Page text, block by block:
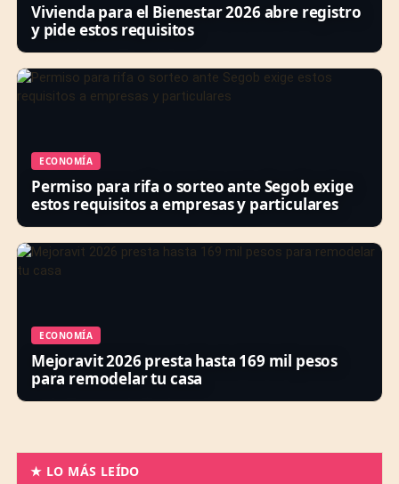
Vivienda para el Bienestar 2026 abre registro
y pide estos requisitos
ECONOMÍA
Permiso para rifa o sorteo ante Segob exige
estos requisitos a empresas y particulares
ECONOMÍA
Mejoravit 2026 presta hasta 169 mil pesos
para remodelar tu casa
★ LO MÁS LEÍDO